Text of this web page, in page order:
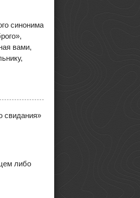
синонима
вами,
свидания»
либо